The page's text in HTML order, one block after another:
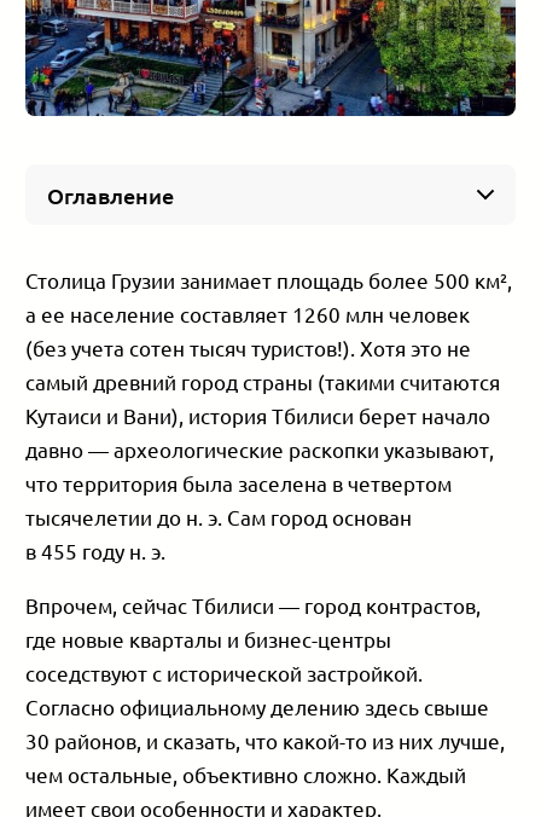
Оглавление
Центральная часть города (и Сабуртало)
Ваке — один из самых модных районов
Чугурети и Авлабари — на пересечении
культур
Сабуртало — идеальный вариант для семей
Районы южной части Тбилиси
Исани — зеркальный вариант Сабуртало
Крцаниси — тихий и зеленый «спальник»
Северная (и очень северная) часть города
Диди Дигоми — активно растущий и
Столица Грузии занимает площадь более 500 км²,
а ее население составляет 1260 млн человек
(без учета сотен тысяч туристов!). Хотя это не
самый древний город страны (такими считаются
Кутаиси и Вани), история Тбилиси берет начало
давно — археологические раскопки указывают,
что территория была заселена в четвертом
тысячелетии до н. э. Сам город основан
в 455 году н. э.
Впрочем, сейчас Тбилиси — город контрастов,
где новые кварталы и бизнес-центры
соседствуют с исторической застройкой.
Согласно официальному делению здесь свыше
30 районов, и сказать, что какой-то из них лучше,
чем остальные, объективно сложно. Каждый
имеет свои особенности и характер.